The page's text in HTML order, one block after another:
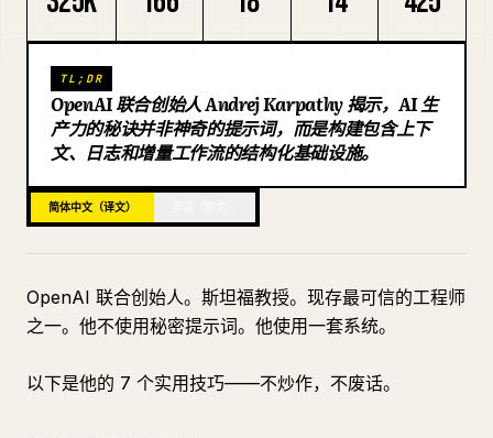
下载
博客
更新
TL;DR
OpenAI 联合创始人 Andrej Karpathy 揭示，AI 生
产力的秘诀并非神奇的提示词，而是构建包含上下
文、日志和增量工作流的结构化基础设施。
简体中文（译文）
OpenAI 联合创始人。斯坦福教授。现存最可信的工程师
之一。他不使用秘密提示词。他使用一套系统。
以下是他的 7 个实用技巧——不炒作，不废话。